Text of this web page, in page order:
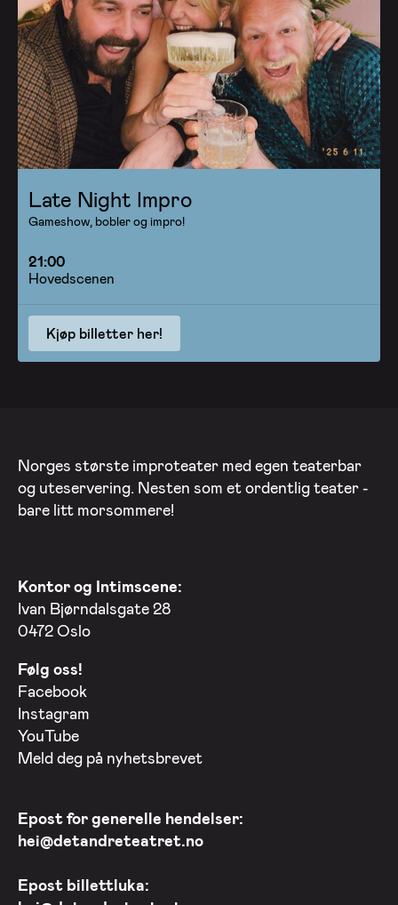
Late Night Impro
Gameshow, bobler og impro!
21:00
Hovedscenen
Kjøp billetter her!
Norges største improteater med egen teaterbar
og uteservering. Nesten som et ordentlig teater -
bare litt morsommere!
Kontor og Intimscene:
Ivan Bjørndalsgate 28
0472 Oslo
Følg oss!
Facebook
Instagram
YouTube
Meld deg på nyhetsbrevet
Epost for generelle hendelser:
hei@detandreteatret.no
Epost billettluka: